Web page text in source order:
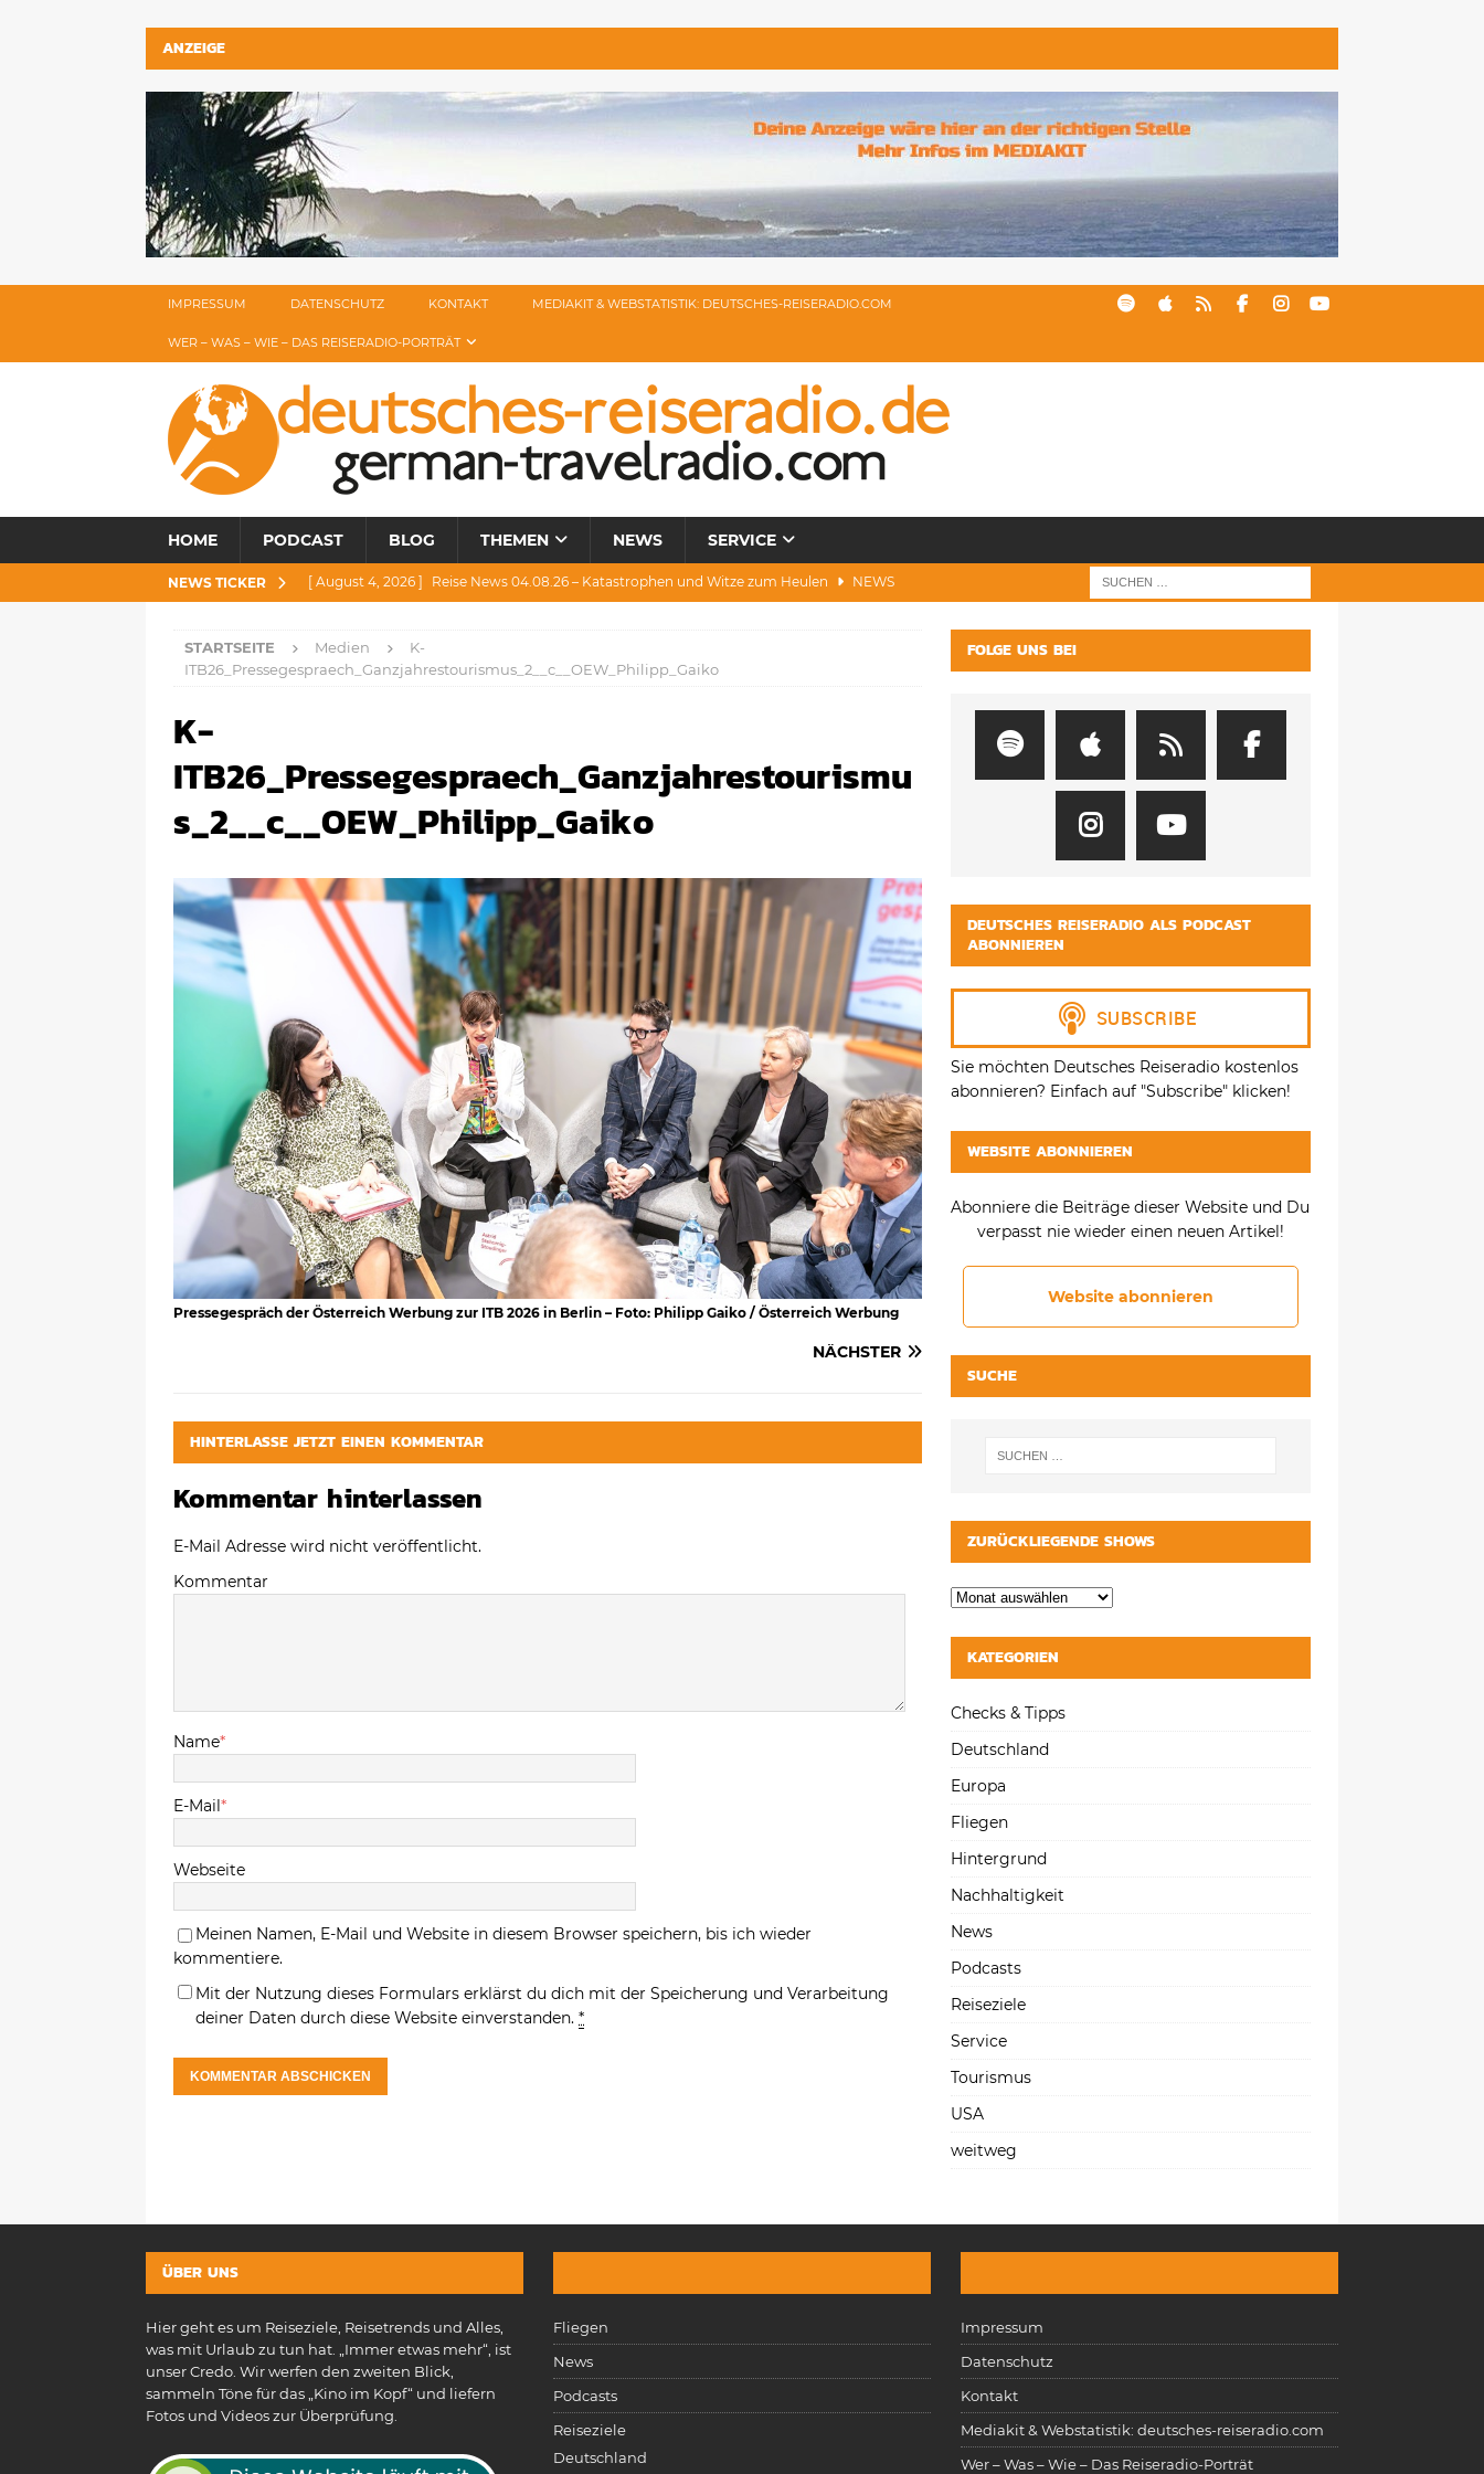
ANZEIGE
IMPRESSUM DATENSCHUTZ KONTAKT MEDIAKIT & WEBSTATISTIK: DEUTSCHES-REISERADIO.COM
WER – WAS – WIE – DAS REISERADIO-PORTRÄT
HOME PODCAST BLOG THEMEN NEWS SERVICE
NEWS TICKER [ August 4, 2026 ] Reise News 04.08.26 – Katastrophen und Witze zum Heulen NEWS
[ Juli 28, 2026 ] Reise News 28.07.26 – Umwelt, Politik, Protest & Warnung
STARTSEITE Medien
K-
ITB26_Pressegespraech_Ganzjahrestourismus_2__c__OEW_Philipp_Gaiko
K-
ITB26_Pressegespraech_Ganzjahrestourismu
s_2__c__OEW_Philipp_Gaiko
Pressegespräch der Österreich Werbung zur ITB 2026 in Berlin – Foto: Philipp Gaiko / Österreich Werbung
NÄCHSTER
HINTERLASSE JETZT EINEN KOMMENTAR
Kommentar hinterlassen
E-Mail Adresse wird nicht veröffentlicht.
Kommentar
Name*
E-Mail *
Webseite
Meinen Namen, E-Mail und Website in diesem Browser speichern, bis ich wieder
kommentiere.
Mit der Nutzung dieses Formulars erklärst du dich mit der Speicherung und Verarbeitung
deiner Daten durch diese Website einverstanden. *
FOLGE UNS BEI
DEUTSCHES REISERADIO ALS PODCAST
ABONNIEREN
Sie möchten Deutsches Reiseradio kostenlos
abonnieren? Einfach auf "Subscribe" klicken!
WEBSITE ABONNIEREN
Abonniere die Beiträge dieser Website und Du
verpasst nie wieder einen neuen Artikel!
Website abonnieren
SUCHE
ZURÜCKLIEGENDE SHOWS
KATEGORIEN
Checks & Tipps
Deutschland
Europa
Fliegen
Hintergrund
Nachhaltigkeit
News
Podcasts
Reiseziele
Service
Tourismus
USA
weitweg
ÜBER UNS
Hier geht es um Reiseziele, Reisetrends und Alles,
was mit Urlaub zu tun hat. „Immer etwas mehr“, ist
unser Credo. Wir werfen den zweiten Blick,
sammeln Töne für das „Kino im Kopf“ und liefern
Fotos und Videos zur Überprüfung.
Fliegen
News
Podcasts
Reiseziele
Deutschland
Impressum
Datenschutz
Kontakt
Mediakit & Webstatistik: deutsches-reiseradio.com
Wer – Was – Wie – Das Reiseradio-Porträt